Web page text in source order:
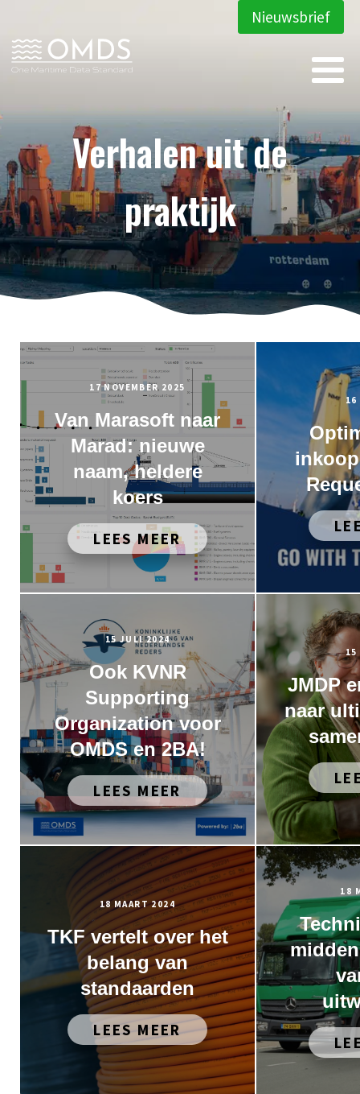
Nieuwsbrief
Verhalen uit de
praktijk
17 NOVEMBER 2025
Van Marasoft naar
Marad: nieuwe
naam, heldere
koers
LEES MEER
15 JULI 2024
Ook KVNR
Supporting
Organization voor
OMDS en 2BA!
LEES MEER
15
JMDP
naar
18 MAART 2024
TKF vertelt over het
belang van
standaarden
LEES MEER
18